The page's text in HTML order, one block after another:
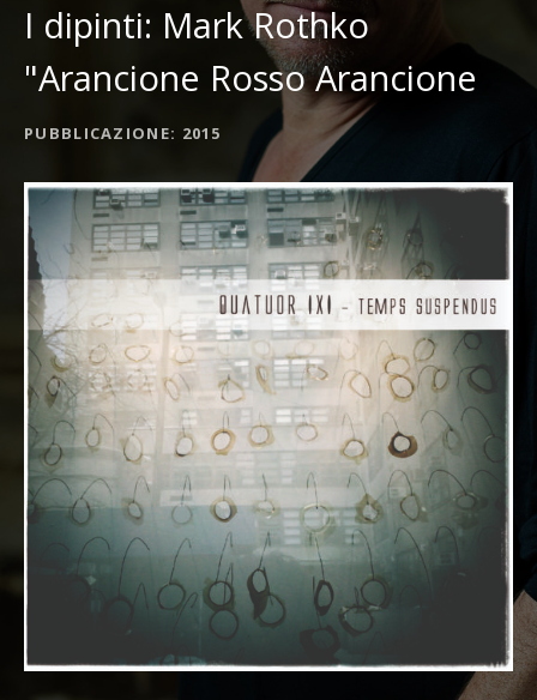
I dipinti: Mark Rothko
"Arancione Rosso Arancione
DETTAGLI DELL'ALBUM
PUBBLICAZIONE 2015